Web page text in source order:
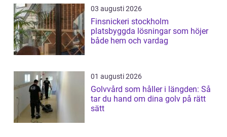
03 augusti 2026
Finsnickeri stockholm
platsbyggda lösningar som höjer
både hem och vardag
01 augusti 2026
Golvvård som håller i längden: Så
tar du hand om dina golv på rätt
sätt